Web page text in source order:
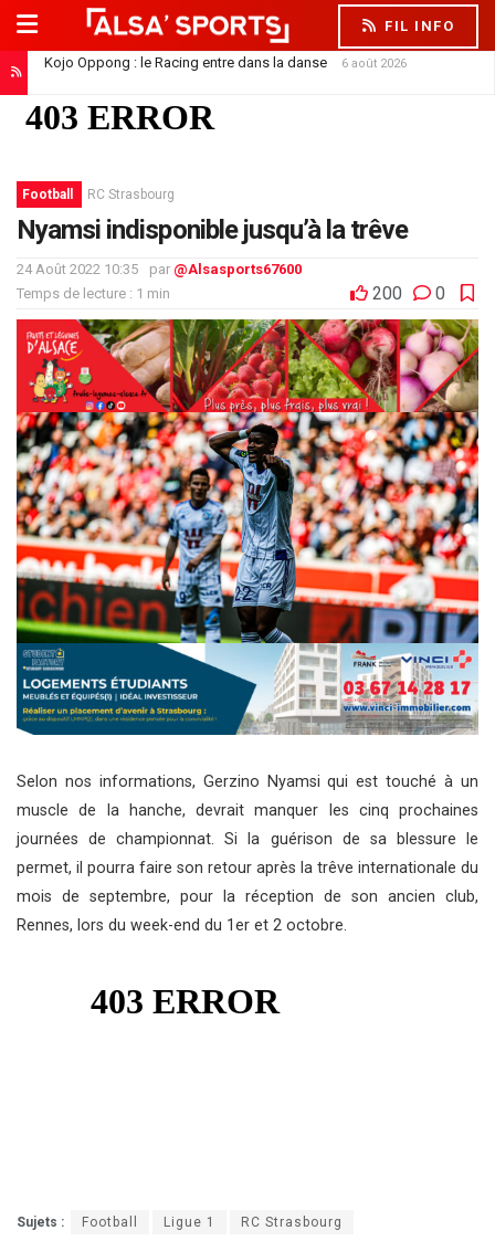
FIL INFO
Kojo Oppong : le Racing entre dans la danse 6 août 2026
Football RC Strasbourg
Nyamsi indisponible jusqu’à la trêve
24 Août 2022 10:35 par @Alsasports67600
Temps de lecture : 1 min
200 0
Selon nos informations, Gerzino Nyamsi qui est touché à un
muscle de la hanche, devrait manquer les cinq prochaines
journées de championnat. Si la guérison de sa blessure le
permet, il pourra faire son retour après la trêve internationale du
mois de septembre, pour la réception de son ancien club,
Rennes, lors du week-end du 1er et 2 octobre.
Sujets : Football Ligue 1 RC Strasbourg